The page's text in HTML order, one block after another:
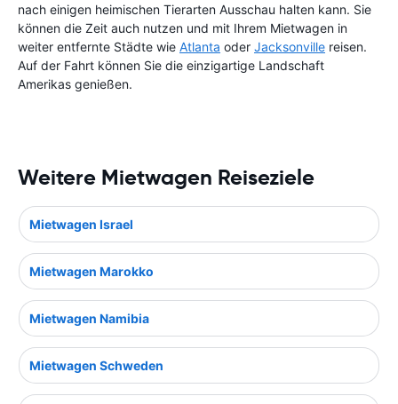
nach einigen heimischen Tierarten Ausschau halten kann. Sie
können die Zeit auch nutzen und mit Ihrem Mietwagen in
weiter entfernte Städte wie Atlanta oder Jacksonville reisen.
Auf der Fahrt können Sie die einzigartige Landschaft
Amerikas genießen.
Weitere Mietwagen Reiseziele
Mietwagen Israel
Mietwagen Marokko
Mietwagen Namibia
Mietwagen Schweden